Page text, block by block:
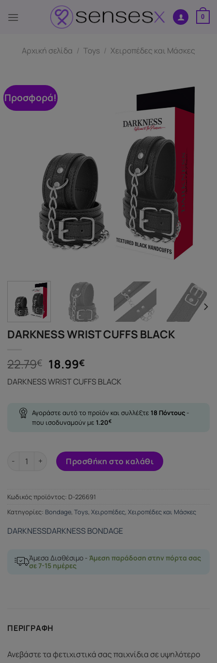
στο
0
Αρχική σελίδα / Toys / Χειροπέδες και Μάσκες
Προσφορά!
DARKNESS WRIST CUFFS BLACK
22.79€ Original
price
was:
18.99€Η
τρέχουσα
τιμή
18.99€.
DARKNESS WRIST CUFFS BLACK
Αγοράστε αυτό το προϊόν και συλλέξτε 18 Πόντους -
που ισοδυναμούν με 1.20€
DARKNESS WRIST CUFFS BLACK ποσότητα
Προσθήκη στο καλάθι
Κωδικός προϊόντος: D-226691
Κατηγορίες: Bondage, Toys, Χειροπέδες, Χειροπέδες και Μάσκες
DARKNESSDARKNESS BONDAGE
Άμεσα Διαθέσιμο - Άμεση παράδοση στην πόρτα σας
σε 7-15 ημέρες
ΠΕΡΙΓΡΑΦΉ
Ανεβάστε τα φετιχιστικά σας παιχνίδια σε υψηλότερο